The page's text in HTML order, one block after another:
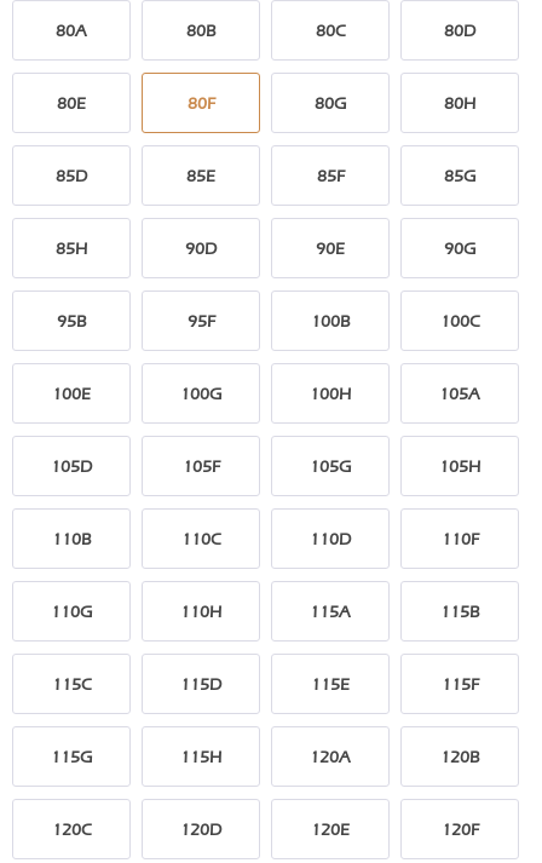
80A 80B 80C 80D
80E 80F 80G 80H
85D 85E 85F 85G
85H 90D 90E 90G
95B 95F 100B 100C
100E 100G 100H 105A
105D 105F 105G 105H
110B 110C 110D 110F
110G 110H 115A 115B
115C 115D 115E 115F
115G 115H 120A 120B
120C 120D 120E 120F